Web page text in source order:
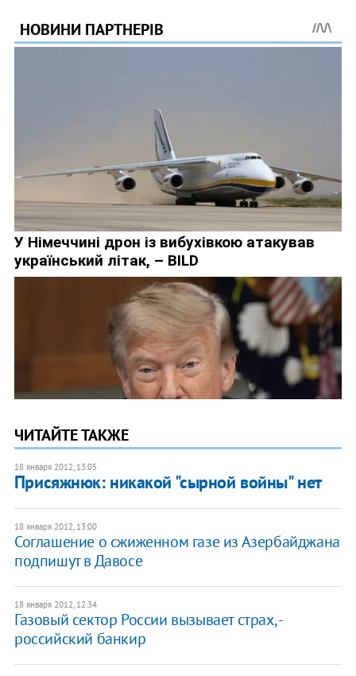
ЧИТАЙТЕ ТАКЖЕ
18 января 2012, 13:05
Присяжнюк: никакой "сырной войны" нет
18 января 2012, 13:00
Соглашение о сжиженном газе из Азербайджана
подпишут в Давосе
18 января 2012, 12:34
Газовый сектор России вызывает страх, -
российский банкир